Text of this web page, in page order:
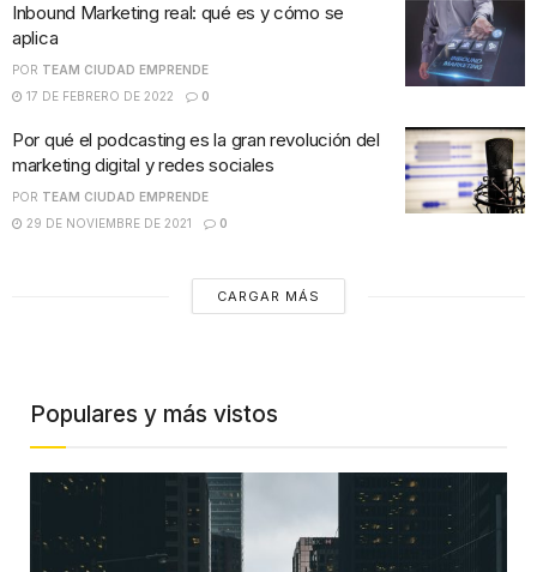
Inbound Marketing real: qué es y cómo se
aplica
POR TEAM CIUDAD EMPRENDE
17 DE FEBRERO DE 2022
0
Por qué el podcasting es la gran revolución del
marketing digital y redes sociales
POR TEAM CIUDAD EMPRENDE
29 DE NOVIEMBRE DE 2021
0
CARGAR MÁS
Populares y más vistos